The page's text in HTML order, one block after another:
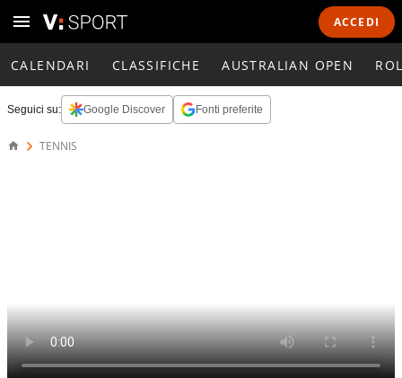
ACCEDI
CALENDARI CLASSIFICHE AUSTRALIAN OPEN
Seguici su: Google Discover Fonti preferite
TENNIS